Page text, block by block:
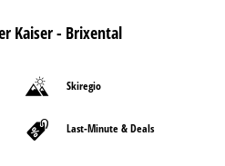
Kaiser - Brixental
Skiregio
Last-Minute & Deals